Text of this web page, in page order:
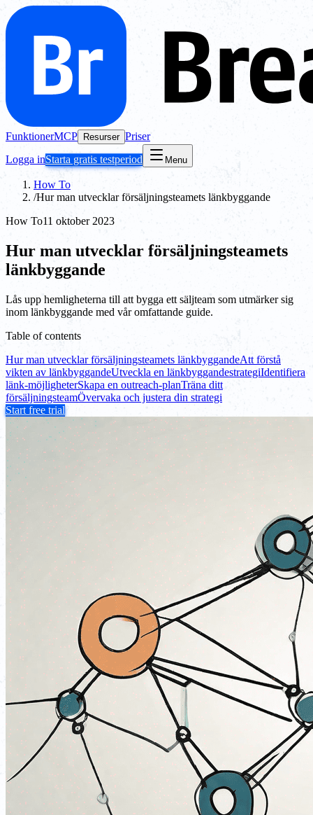
FunktionerMCP Resurser Priser
Logga inStarta gratis testperiod Menu
How To
/Hur man utvecklar försäljningsteamets länkbyggande
How To11 oktober 2023
Hur man utvecklar försäljningsteamets
länkbyggande
Lås upp hemligheterna till att bygga ett säljteam som utmärker sig
inom länkbyggande med vår omfattande guide.
Table of contents
Hur man utvecklar försäljningsteamets länkbyggandeAtt förstå
vikten av länkbyggandeUtveckla en länkbyggandestrategiIdentifiera
länk-möjligheterSkapa en outreach-planTräna ditt
försäljningsteamÖvervaka och justera din strategi
Start free trial